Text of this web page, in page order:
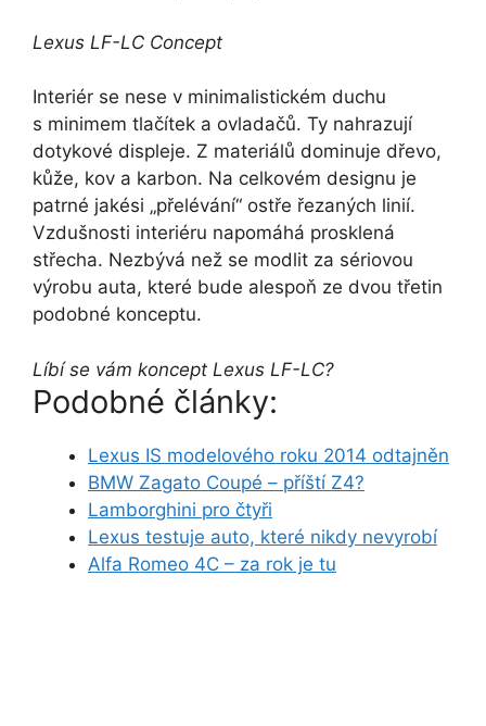
Lexus LF-LC Concept
Interiér se nese v minimalistickém duchu
s minimem tlačítek a ovladačů. Ty nahrazují
dotykové displeje. Z materiálů dominuje dřevo,
kůže, kov a karbon. Na celkovém designu je
patrné jakési „přelévání“ ostře řezaných linií.
Vzdušnosti interiéru napomáhá prosklená
střecha. Nezbývá než se modlit za sériovou
výrobu auta, které bude alespoň ze dvou třetin
podobné konceptu.
Líbí se vám koncept Lexus LF-LC?
Podobné články:
Lexus IS modelového roku 2014 odtajněn
BMW Zagato Coupé – příští Z4?
Lamborghini pro čtyři
Lexus testuje auto, které nikdy nevyrobí
Alfa Romeo 4C – za rok je tu